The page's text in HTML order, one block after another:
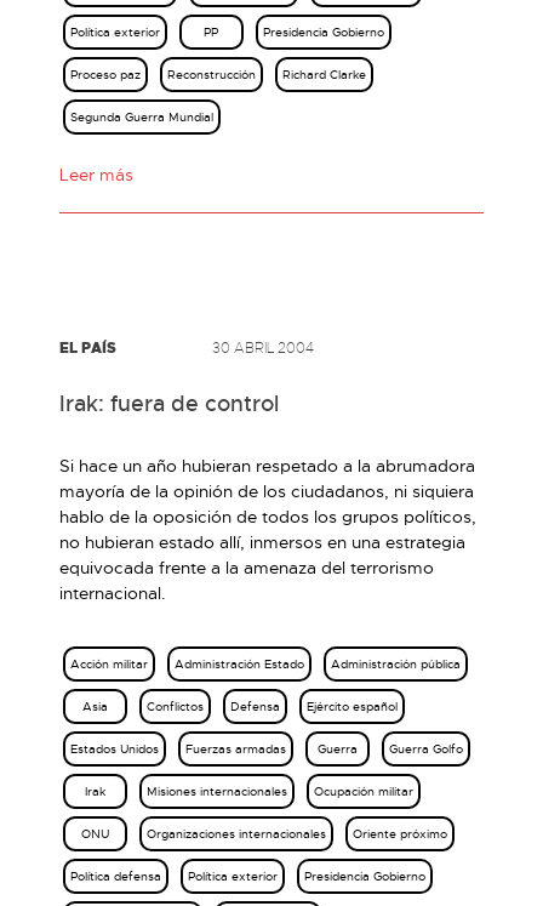
Política exterior PP Presidencia Gobierno
Proceso paz Reconstrucción Richard Clarke
Segunda Guerra Mundial
Leer más
EL PAÍS 30 ABRIL 2004
Irak: fuera de control
Si hace un año hubieran respetado a la abrumadora
mayoría de la opinión de los ciudadanos, ni siquiera
hablo de la oposición de todos los grupos políticos,
no hubieran estado allí, inmersos en una estrategia
equivocada frente a la amenaza del terrorismo
internacional.
Acción militar Administración Estado Administración pública
Asia Conflictos Defensa Ejército español
Estados Unidos Fuerzas armadas Guerra Guerra Golfo
Irak Misiones internacionales Ocupación militar
ONU Organizaciones internacionales Oriente próximo
Política defensa Política exterior Presidencia Gobierno